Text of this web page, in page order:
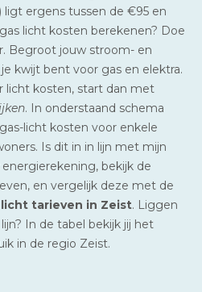
ligt ergens tussen de €95 en
licht kosten berekenen? Doe
Begroot jouw stroom- en
kwijt bent voor gas en elektra.
licht kosten, start dan met
. In onderstaand schema
licht kosten voor enkele
Is dit in in lijn met mijn
bekijk de
en vergelijk deze met de
tarieven in Zeist. Liggen
In de tabel bekijk jij het
in de regio Zeist.